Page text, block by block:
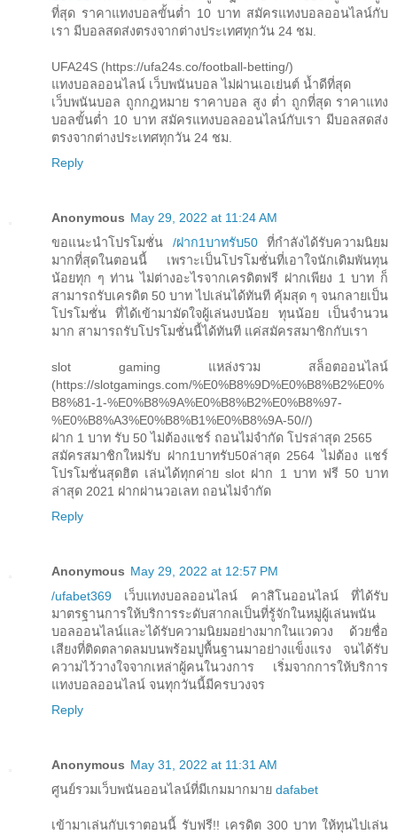
ที่สุด ราคาแทงบอลขั้นต่ำ 10 บาท สมัครแทงบอลออนไลน์กับ
เรา มีบอลสดส่งตรงจากต่างประเทศทุกวัน 24 ชม.
UFA24S (https://ufa24s.co/football-betting/)
แทงบอลออนไลน์ เว็บพนันบอล ไม่ผ่านเอเย่นต์ น้ำดีที่สุด
เว็บพนันบอล ถูกกฎหมาย ราคาบอล สูง ต่ำ ถูกที่สุด ราคาแทง
บอลขั้นต่ำ 10 บาท สมัครแทงบอลออนไลน์กับเรา มีบอลสดส่ง
ตรงจากต่างประเทศทุกวัน 24 ชม.
Reply
Anonymous May 29, 2022 at 11:24 AM
ขอแนะนำโปรโมชั่น /ฝาก1บาทรับ50ที่กำลังได้รับความนิยม
มากที่สุดในตอนนี้ เพราะเป็นโปรโมชั่นที่เอาใจนักเดิมพันทุน
น้อยทุก ๆ ท่าน ไม่ต่างอะไรจากเครดิตฟรี ฝากเพียง 1 บาท ก็
สามารถรับเครดิต 50 บาท ไปเล่นได้ทันที คุ้มสุด ๆ จนกลายเป็น
โปรโมชั่น ที่ได้เข้ามามัดใจผู้เล่นงบน้อย ทุนน้อย เป็นจำนวน
มาก สามารถรับโปรโมชั่นนี้ได้ทันที แค่สมัครสมาชิกกับเรา
slot gaming แหล่งรวม สล็อตออนไลน์
(https://slotgamings.com/%E0%B8%9D%E0%B8%B2%E0%
B8%81-1-%E0%B8%9A%E0%B8%B2%E0%B8%97-
%E0%B8%A3%E0%B8%B1%E0%B8%9A-50//)
ฝาก 1 บาท รับ 50 ไม่ต้องแชร์ ถอนไม่จำกัด โปรล่าสุด 2565
สมัครสมาชิกใหม่รับ ฝาก1บาทรับ50ล่าสุด 2564 ไม่ต้อง แชร์
โปรโมชั่นสุดฮิต เล่นได้ทุกค่าย slot ฝาก 1 บาท ฟรี 50 บาท
ล่าสุด 2021 ฝากผ่านวอเลท ถอนไม่จำกัด
Reply
Anonymous May 29, 2022 at 12:57 PM
/ufabet369 เว็บแทงบอลออนไลน์ คาสิโนออนไลน์ ที่ได้รับ
มาตรฐานการให้บริการระดับสากลเป็นที่รู้จักในหมู่ผู้เล่นพนัน
บอลออนไลน์และได้รับความนิยมอย่างมากในแวดวง ด้วยชื่อ
เสียงที่ติดตลาดลมบนพร้อมปูพื้นฐานมาอย่างแข็งแรง จนได้รับ
ความไว้วางใจจากเหล่าผู้คนในวงการ เริ่มจากการให้บริการ
แทงบอลออนไลน์ จนทุกวันนี้มีครบวงจร
Reply
Anonymous May 31, 2022 at 11:31 AM
ศูนย์รวมเว็บพนันออนไลน์ที่มีเกมมากมาย dafabet
เข้ามาเล่นกับเราตอนนี้ รับฟรี!! เครดิต 300 บาท ให้ทุนไปเล่น